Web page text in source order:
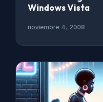
Windows Vista
noviembre 4, 2008